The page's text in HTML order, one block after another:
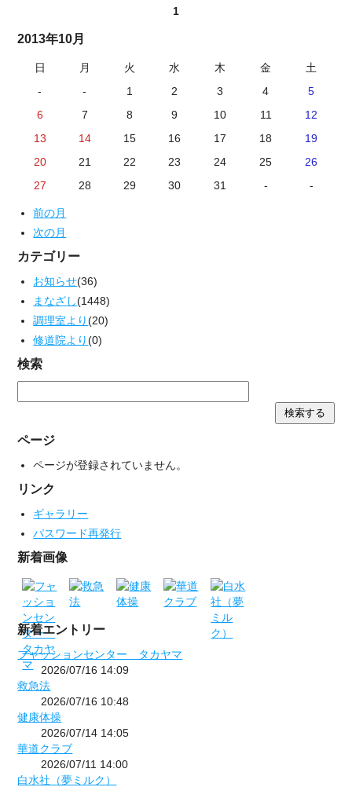
1
2013年10月
日 月 火 水 木 金
土
-
- 1 2 3 4
5
6
7 8 9 10 11
12
13
14 15 16 17 18
19
20
21 22 23 24 25
26
27
28 29 30 31 - -
前の月
次の月
カテゴリー
お知らせ(36)
まなざし(1448)
調理室より(20)
修道院より(0)
検索
ページ
ページが登録されていません。
リンク
ギャラリー
パスワード再発行
新着画像
新着エントリー
フャッションセンター タカヤマ
2026/07/16 14:09
救急法
2026/07/16 10:48
健康体操
2026/07/14 14:05
華道クラブ
2026/07/11 14:00
白水社（夢ミルク）